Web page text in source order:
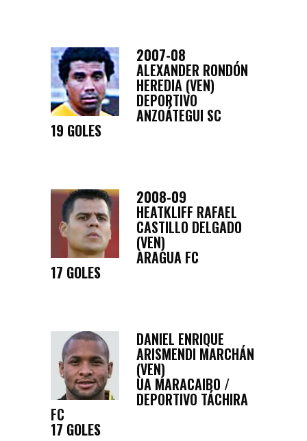
2007-08
ALEXANDER RONDÓN
HEREDIA (VEN)
DEPORTIVO
ANZOÁTEGUI SC
19 GOLES
2008-09
HEATKLIFF RAFAEL
CASTILLO DELGADO
(VEN)
ARAGUA FC
17 GOLES
DANIEL ENRIQUE
ARISMENDI MARCHÁN
(VEN)
UA MARACAIBO /
DEPORTIVO TÁCHIRA
FC
17 GOLES